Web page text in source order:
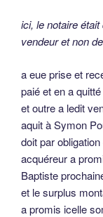
ici, le notaire
vendeur et non
a eue prise et
paié et en a
et outre a ledit
aquit à Symon
doit par
acquéreur a
Baptiste
et le surplus
a promis icelle